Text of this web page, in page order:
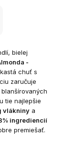
bielej
-
chuť s
zaručuje
blanšírovaných
tie najlepšie
vlákniny a
ingrediencií
premiešať.